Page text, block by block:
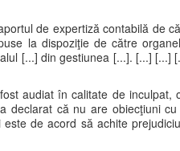
de expertiză contabilă de
la dispoziţie de către
[...] din gestiunea [...]. [...] [...]
audiat în calitate de inculpat,
declarat că nu are obiecţiuni
de acord să achite